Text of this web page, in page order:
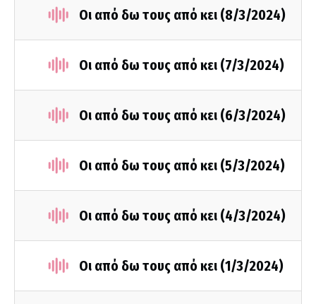
Οι από δω τους από κει (8/3/2024)
Οι από δω τους από κει (7/3/2024)
Οι από δω τους από κει (6/3/2024)
Οι από δω τους από κει (5/3/2024)
Οι από δω τους από κει (4/3/2024)
Οι από δω τους από κει (1/3/2024)